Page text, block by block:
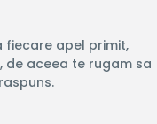
fiecare apel primit,
de aceea te rugam sa